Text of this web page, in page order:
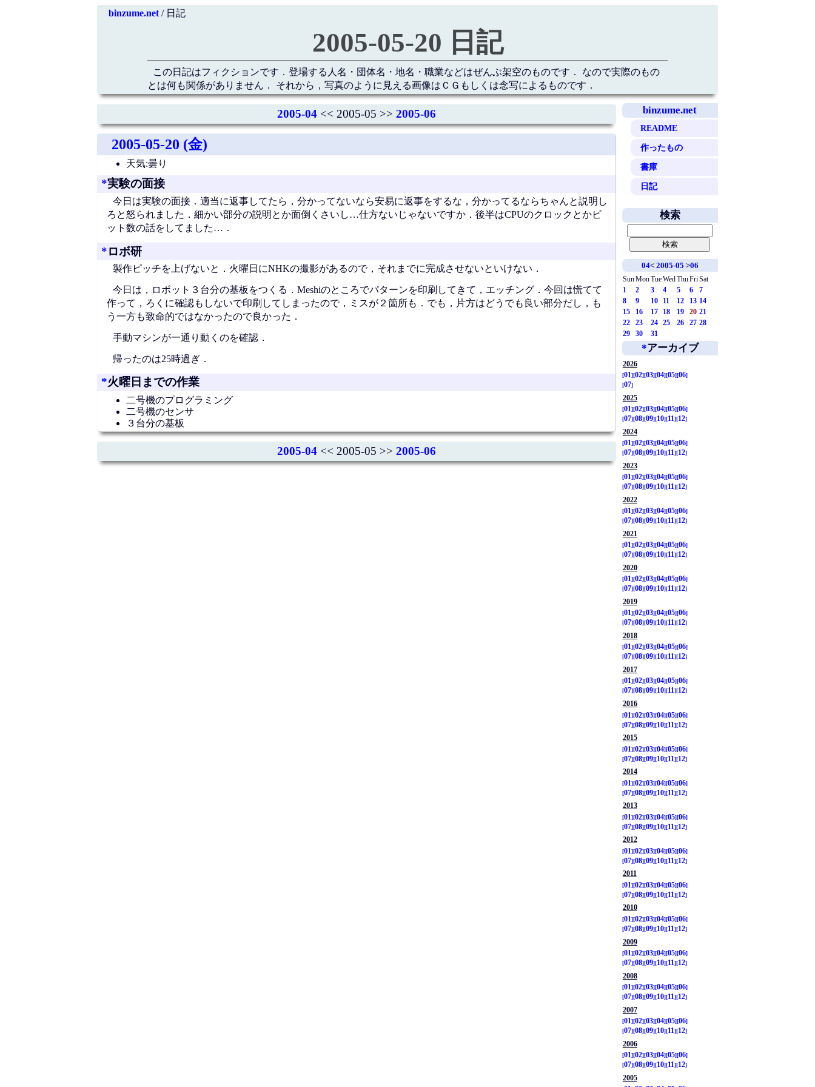
binzume.net/ 日記
2005-05-20 日記
この日記はフィクションです．登場する人名・団体名・地名・職業などはぜんぶ架空のものです． なので実際のもの
とは何も関係がありません． それから，写真のように見える画像はＣＧもしくは念写によるものです．
binzume.net
README
作ったもの
書庫
日記
2005-04 << 2005-05 >> 2005-06
2005-05-20 (金)
天気:曇り
*実験の面接
今日は実験の面接．適当に返事してたら，分かってないなら安易に返事をするな，分かってるならちゃんと説明し
ろと怒られました．細かい部分の説明とか面倒くさいし…仕方ないじゃないですか．後半はCPUのクロックとかビ
ット数の話をしてました…．
*ロボ研
製作ピッチを上げないと．火曜日にNHKの撮影があるので，それまでに完成させないといけない．
今日は，ロボット３台分の基板をつくる．Meshiのところでパターンを印刷してきて，エッチング．今回は慌てて
作って，ろくに確認もしないで印刷してしまったので，ミスが２箇所も．でも，片方はどうでも良い部分だし，も
う一方も致命的ではなかったので良かった．
手動マシンが一通り動くのを確認．
帰ったのは25時過ぎ．
*火曜日までの作業
二号機のプログラミング
二号機のセンサ
３台分の基板
2005-04 << 2005-05 >> 2005-06
検索
04< 2005-05 >06
SunMonTueWed ThuFriSat
1
2 3 4 5 6
7
8
9 10 11 12 13 14
15
16 17 18 19 20 21
22
23 24 25 26 27 28
29
30 31
*アーカイブ
2026
01
02 03 04 05 06
07
2025
01
02 03 04 05 06
07 08 09 10 11
12
2024
01
02 03 04 05 06
07 08 09 10 11
12
2023
01
02 03 04 05 06
07 08 09 10 11
12
2022
01
02 03 04 05 06
07 08 09 10 11
12
2021
01
02 03 04 05 06
07 08 09 10 11
12
2020
01
02 03 04 05 06
07 08 09 10 11
12
2019
01
02 03 04 05 06
07 08 09 10 11
12
2018
01 02 03 04 05 06
07 08 09 10 11 12
2017
01 02 03 04 05 06
07 08 09 10 11 12
2016
01
02 03 04 05 06
07 08 09 10 11
12
2015
01
02 03 04 05 06
07 08 09 10 11
12
2014
01
02 03 04 05 06
07 08 09 10 11
12
2013
01
02 03 04 05 06
07 08 09 10 11
12
2012
01
02 03 04 05 06
07 08 09 10 11
12
2011
01
02 03 04 05 06
07 08 09 10 11
12
2010
01
02 03 04 05 06
07 08 09 10 11
12
2009
01
02 03 04 05 06
07 08 09 10 11
12
2008
01
02 03 04 05 06
07 08 09 10 11
12
2007
01
02 03 04 05 06
07 08 09 10 11
12
2006
01
02 03 04 05 06
07 08 09 10 11
12
2005